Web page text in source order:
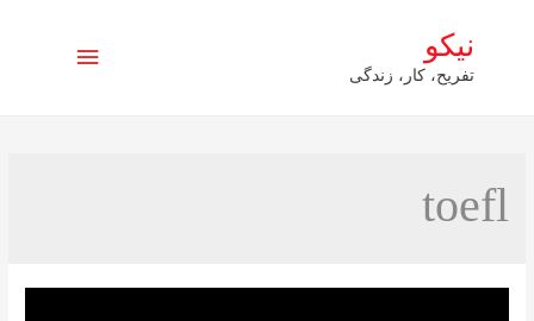
نیکو
تفریح، کار، زندگی
فهرست
toefl